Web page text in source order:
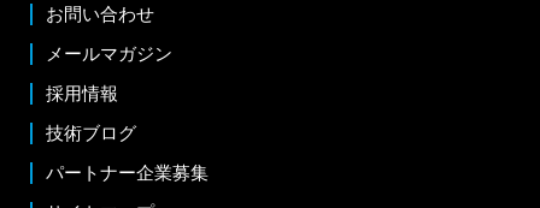
お問い合わせ
メールマガジン
採用情報
技術ブログ
パートナー企業募集